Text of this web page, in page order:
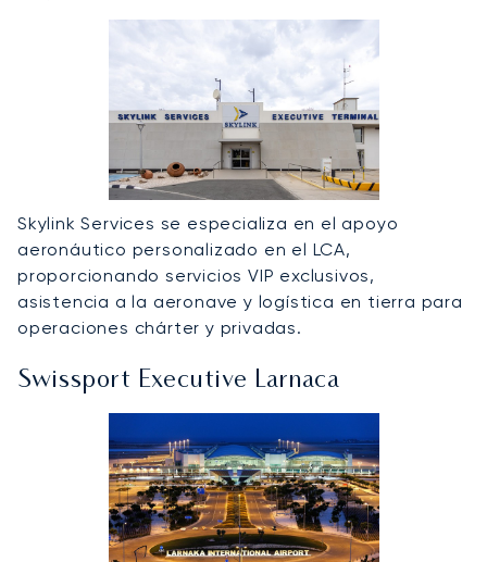
Skylink Services se especializa en el apoyo
aeronáutico personalizado en el LCA,
proporcionando servicios VIP exclusivos,
asistencia a la aeronave y logística en tierra para
operaciones chárter y privadas.
Swissport Executive Larnaca